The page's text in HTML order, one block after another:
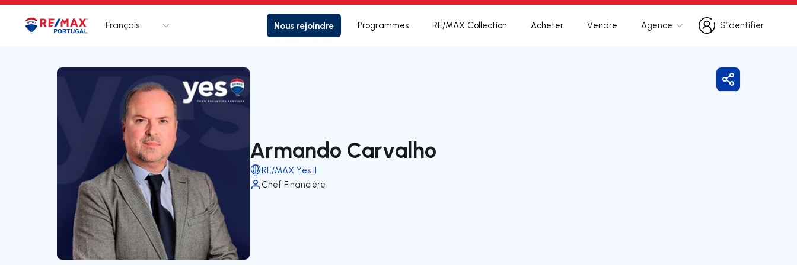
Logo Aller à la page d’accueil
Français Nous rejoindre Programmes RE/MAX Collection Acheter Vendre Agence
S’identifier
S’identifier
Armando Carvalho
RE/MAX Yes II
Chef Financière
Partager